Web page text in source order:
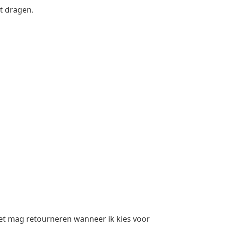
dragen.
mag retourneren wanneer ik kies voor